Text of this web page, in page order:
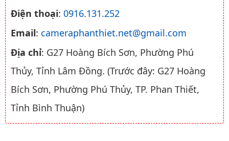
Điện thoại: 0916.131.252
Email: cameraphanthiet.net@gmail.com
Địa chỉ: G27 Hoàng Bích Sơn, Phường Phú
Thủy, Tỉnh Lâm Đồng. (Trước đây: G27 Hoàng
Bích Sơn, Phường Phú Thủy, TP. Phan Thiết,
Tỉnh Bình Thuận)